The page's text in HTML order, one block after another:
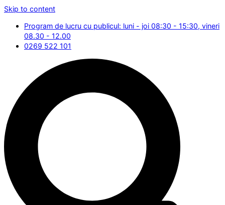
Skip to content
Program de lucru cu publicul: luni - joi 08:30 - 15:30, vineri
08.30 - 12.00
0269 522 101